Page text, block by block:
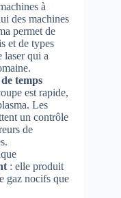
à
des machines
permet de
et de types
laser qui a
temps
est rapide,
Les
un contrôle
de
: elle produit
gaz nocifs que